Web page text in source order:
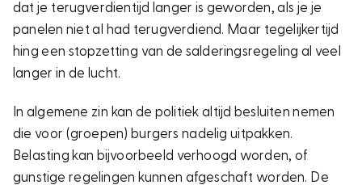
dat je terugverdientijd langer is geworden, als je je
panelen niet al had terugverdiend. Maar tegelijkertijd
hing een stopzetting van de salderingsregeling al veel
langer in de lucht.
In algemene zin kan de politiek altijd besluiten nemen
die voor (groepen) burgers nadelig uitpakken.
Belasting kan bijvoorbeeld verhoogd worden, of
gunstige regelingen kunnen afgeschaft worden. De